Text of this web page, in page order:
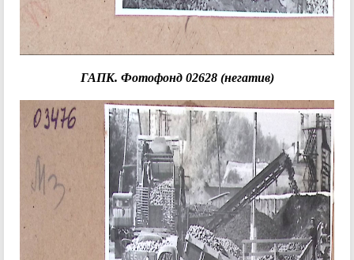
ГАПК. Фотофонд 02628 (негатив)